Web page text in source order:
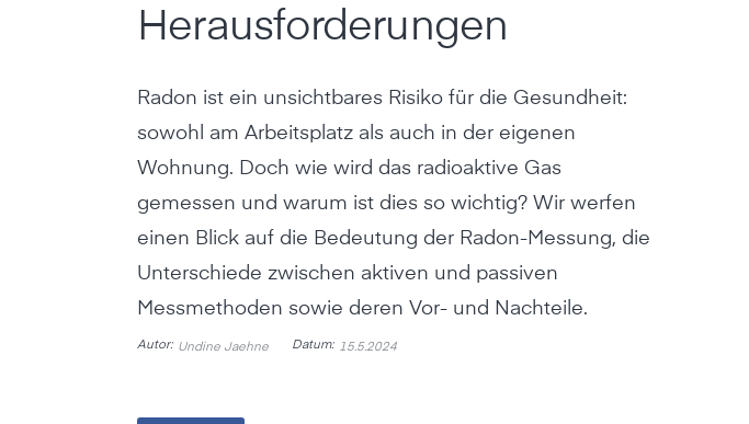
Herausforderungen
Radon ist ein unsichtbares Risiko für die Gesundheit:
sowohl am Arbeitsplatz als auch in der eigenen
Wohnung. Doch wie wird das radioaktive Gas
gemessen und warum ist dies so wichtig? Wir werfen
einen Blick auf die Bedeutung der Radon-Messung, die
Unterschiede zwischen aktiven und passiven
Messmethoden sowie deren Vor- und Nachteile.
Autor: Undine Jaehne Datum: 15.5.2024